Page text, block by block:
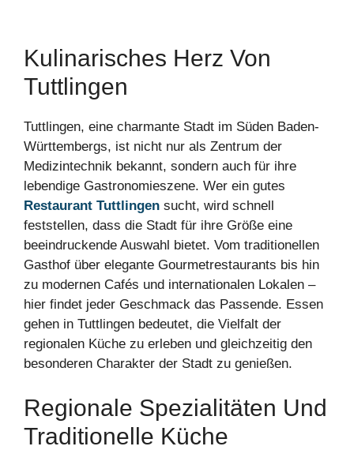
Kulinarisches Herz Von
Tuttlingen
Tuttlingen, eine charmante Stadt im Süden Baden-
Württembergs, ist nicht nur als Zentrum der
Medizintechnik bekannt, sondern auch für ihre
lebendige Gastronomieszene. Wer ein gutes
Restaurant Tuttlingen sucht, wird schnell
feststellen, dass die Stadt für ihre Größe eine
beeindruckende Auswahl bietet. Vom traditionellen
Gasthof über elegante Gourmetrestaurants bis hin
zu modernen Cafés und internationalen Lokalen –
hier findet jeder Geschmack das Passende. Essen
gehen in Tuttlingen bedeutet, die Vielfalt der
regionalen Küche zu erleben und gleichzeitig den
besonderen Charakter der Stadt zu genießen.
Regionale Spezialitäten Und
Traditionelle Küche